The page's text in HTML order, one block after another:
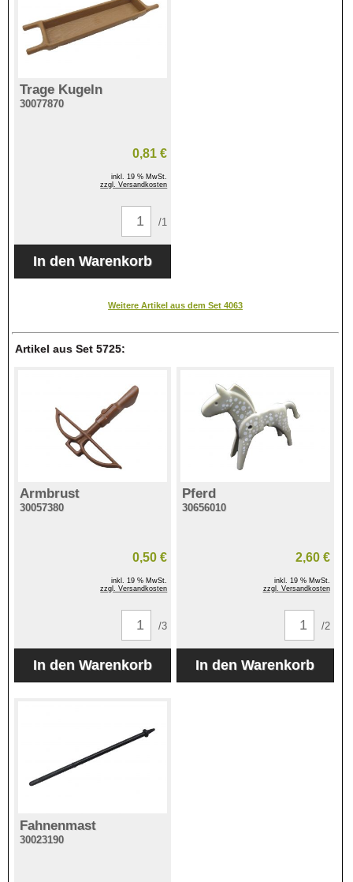
Trage Kugeln
30077870
0,81 €
inkl. 19 % MwSt.
zzgl. Versandkosten
/1
Weitere Artikel aus dem Set 4063
Artikel aus Set 5725:
Armbrust
30057380
0,50 €
inkl. 19 % MwSt.
zzgl. Versandkosten
/3
Pferd
30656010
2,60 €
inkl. 19 % MwSt.
zzgl. Versandkosten
/2
Fahnenmast
30023190